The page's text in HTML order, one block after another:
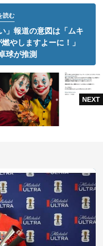
読む
」報道の意図は「ムキ
燃やしますよーに！」
球が推測